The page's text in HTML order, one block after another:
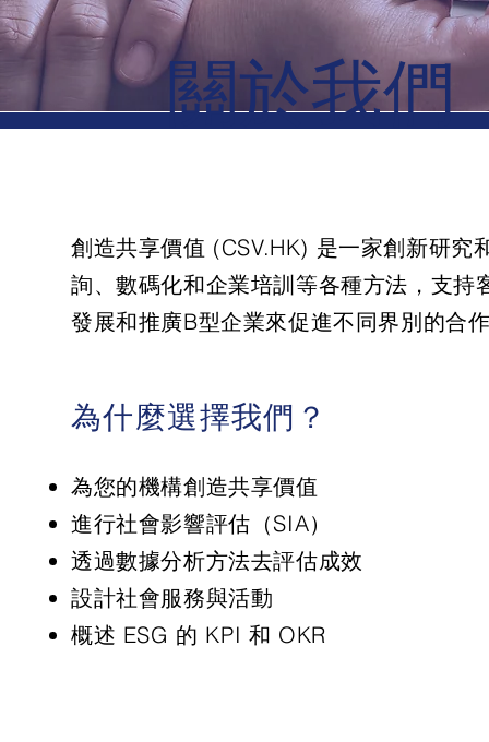
關於我們
創造共享價值 (CSV.HK) 是一家創新研究
詢、數碼化和企業培訓等各種方法，支
發展和推廣B型企業來促進不同界別的合
為什麼選擇我們？
為您的機構創造共享價值
進行社會影響評估（SIA）
透過數據分析方法去評估成效
設計社會服務與活動
概述 ESG 的 KPI 和 OKR